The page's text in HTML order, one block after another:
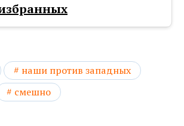
наши против западных
смешно